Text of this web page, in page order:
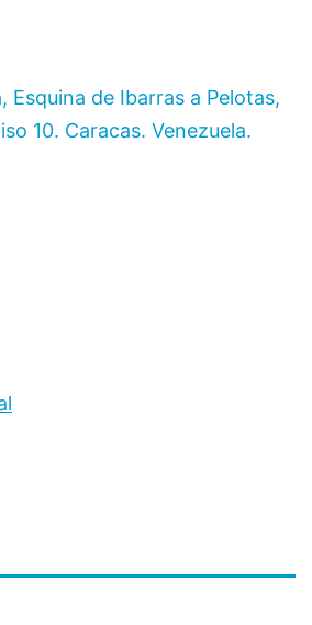
Esquina de Ibarras a Pelotas,
10. Caracas. Venezuela.